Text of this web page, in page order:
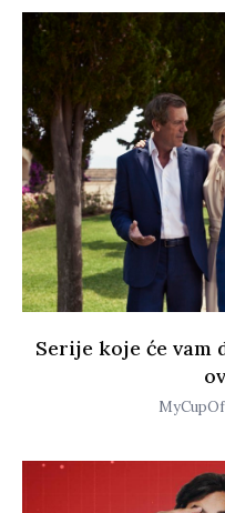
Serije koje će vam